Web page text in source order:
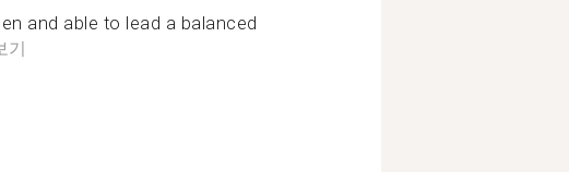
and able to lead a balanced
기